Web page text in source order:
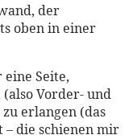
der
oben in einer
Seite,
(also Vorder- und
erlangen (das
– die schienen mir